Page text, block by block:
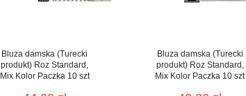
Bluza damska (Turecki
produkt) Roz Standard,
Mix Kolor Paczka 10 szt
Bluza damska (Turecki
produkt) Roz Standard,
Mix Kolor Paczka 10 szt